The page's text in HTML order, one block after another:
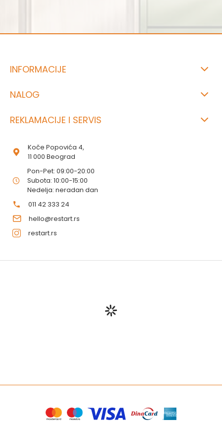
INFORMACIJE
NALOG
REKLAMACIJE I SERVIS
Koče Popovića 4,
11 000 Beograd
Pon-Pet: 09:00-20:00
Subota: 10:00-15:00
Nedelja: neradan dan
011 42 333 24
hello@restart.rs
restart.rs